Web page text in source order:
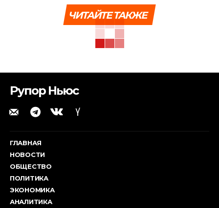
ЧИТАЙТЕ ТАКЖЕ
Рупор Ньюс
ГЛАВНАЯ
НОВОСТИ
ОБЩЕСТВО
ПОЛИТИКА
ЭКОНОМИКА
АНАЛИТИКА